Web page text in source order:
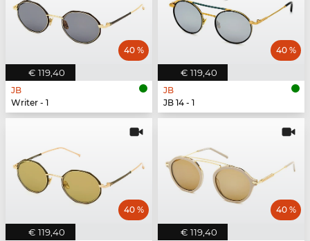
€ 119,40
40 %
JB
Writer - 1
€ 119,40
40 %
JB
JB 14 - 1
€ 119,40
40 %
€ 119,40
40 %